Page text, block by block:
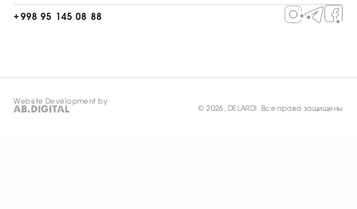
+998 95 145 08 88
Website Development by
© 2026, DELARDI. Все права защищены